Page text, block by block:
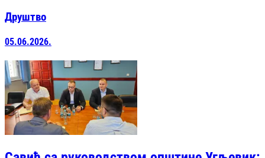
Друштво
05.06.2026.